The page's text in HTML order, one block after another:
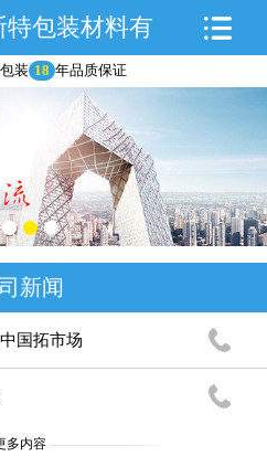
包装材料有
公司
装 18 年品质保证
新闻
国拓市场
多内容